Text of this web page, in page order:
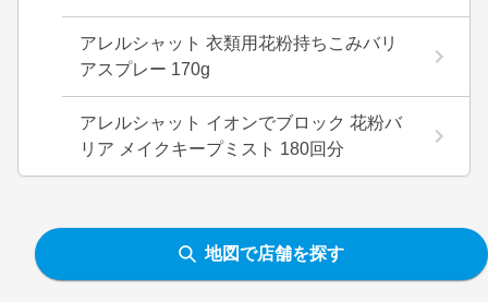
アレルシャット 衣類用花粉持ちこみバリ
アスプレー 170g
アレルシャット イオンでブロック 花粉バ
リア メイクキープミスト 180回分
地図で店舗を探す